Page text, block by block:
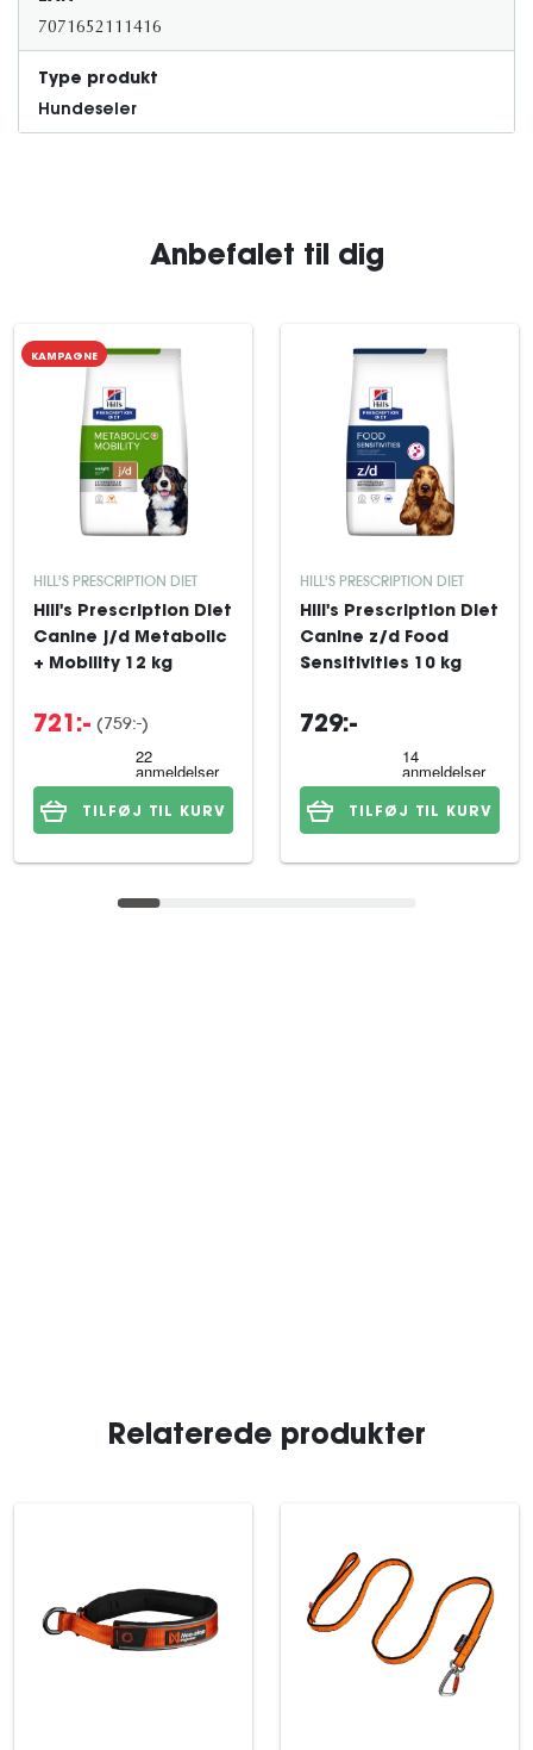
7071652111416
Type produkt
Hundeseler
Anbefalet til dig
KAMPAGNE
HILL'S PRESCRIPTION DIET
Hill's Prescription Diet
Canine j/d Metabolic
+ Mobility 12 kg
721:- (759:-)
TILFØJ TIL KURV
HILL'S PRESCRIPTION DIET
Hill's Prescription Diet
Canine z/d Food
Sensitivities 10 kg
729:-
TILFØJ TIL KURV
Relaterede produkter